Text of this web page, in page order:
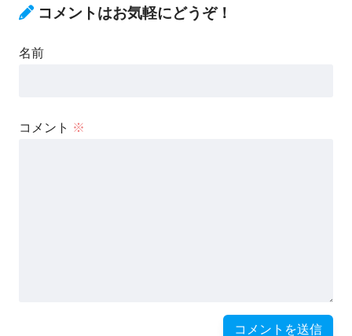
コメントはお気軽にどうぞ！
名前
コメント ※